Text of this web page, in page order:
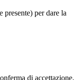
presente) per dare la
di accettazione.